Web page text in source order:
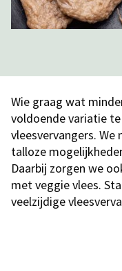
Wie graag wat
voldoende variatie
vleesvervangers.
talloze
Daarbij zorgen we
met veggie vlees.
veelzijdige